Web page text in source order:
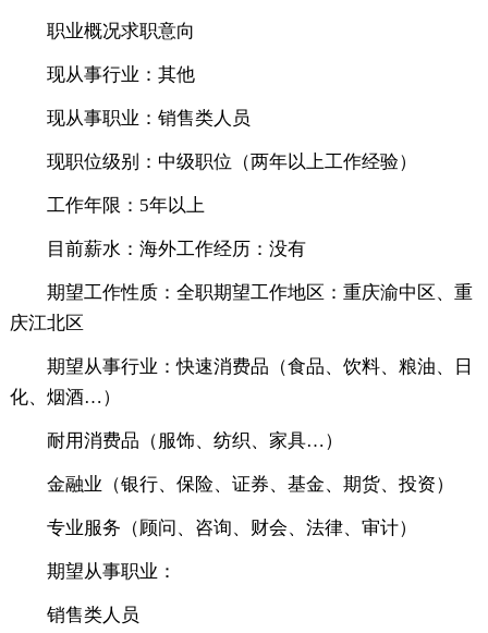
职业概况求职意向
现从事行业：其他
现从事职业：销售类人员
现职位级别：中级职位（两年以上工作经验）
工作年限：5年以上
目前薪水：海外工作经历：没有
期望工作性质：全职期望工作地区：重庆渝中区、重
庆江北区
期望从事行业：快速消费品（食品、饮料、粮油、日
化、烟酒…）
耐用消费品（服饰、纺织、家具…）
金融业（银行、保险、证券、基金、期货、投资）
专业服务（顾问、咨询、财会、法律、审计）
期望从事职业：
销售类人员